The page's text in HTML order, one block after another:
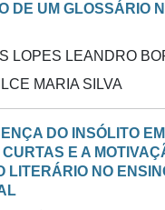
DE UM GLOSSÁRIO
LOPES LEANDRO
MARIA SILVA
DO INSÓLITO EM
E A
LITERÁRIO NO